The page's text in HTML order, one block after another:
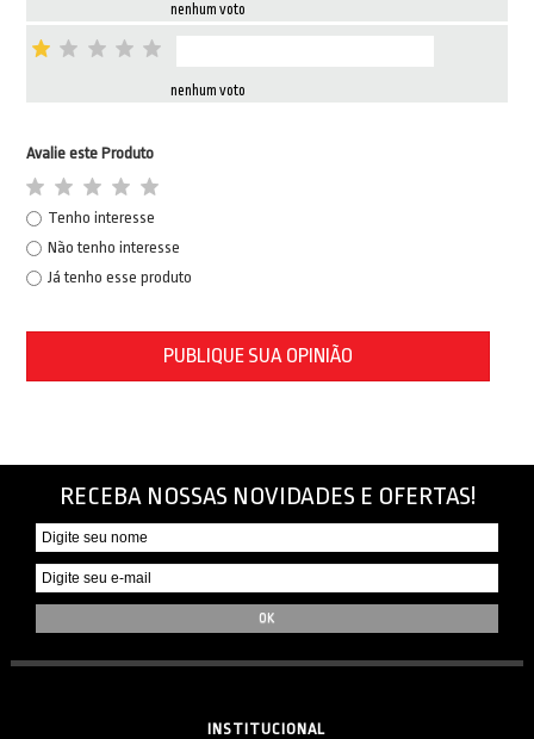
nenhum voto
nenhum voto
Avalie este Produto
Tenho interesse
Não tenho interesse
Já tenho esse produto
PUBLIQUE SUA OPINIÃO
RECEBA NOSSAS NOVIDADES E OFERTAS!
INSTITUCIONAL